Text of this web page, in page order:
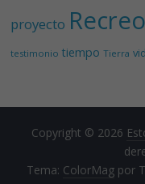
proyecto Recreo
testimonio tiempo Tierra
Copyright © 2026
Tema: ColorMag por